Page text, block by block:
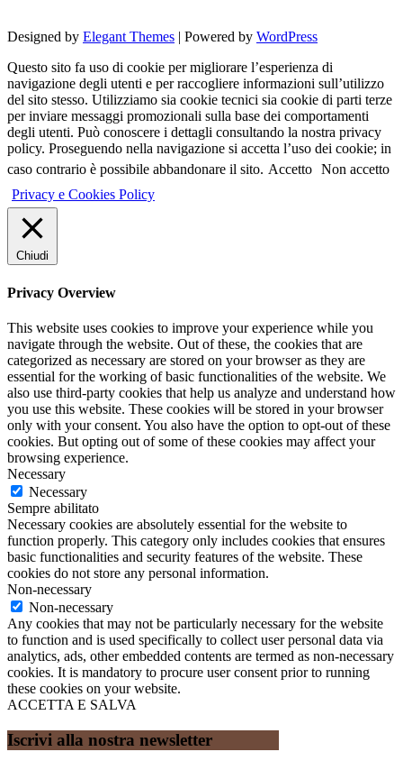
Designed by Elegant Themes | Powered by WordPress
Questo sito fa uso di cookie per migliorare l’esperienza di
navigazione degli utenti e per raccogliere informazioni sull’utilizzo
del sito stesso. Utilizziamo sia cookie tecnici sia cookie di parti terze
per inviare messaggi promozionali sulla base dei comportamenti
degli utenti. Può conoscere i dettagli consultando la nostra privacy
policy. Proseguendo nella navigazione si accetta l’uso dei cookie; in
caso contrario è possibile abbandonare il sito. Accetto Non accetto
Privacy e Cookies Policy
Chiudi
Privacy Overview
This website uses cookies to improve your experience while you
navigate through the website. Out of these, the cookies that are
categorized as necessary are stored on your browser as they are
essential for the working of basic functionalities of the website. We
also use third-party cookies that help us analyze and understand how
you use this website. These cookies will be stored in your browser
only with your consent. You also have the option to opt-out of these
cookies. But opting out of some of these cookies may affect your
browsing experience.
Necessary
Necessary
Sempre abilitato
Necessary cookies are absolutely essential for the website to
function properly. This category only includes cookies that ensures
basic functionalities and security features of the website. These
cookies do not store any personal information.
Non-necessary
Non-necessary
Any cookies that may not be particularly necessary for the website
to function and is used specifically to collect user personal data via
analytics, ads, other embedded contents are termed as non-necessary
cookies. It is mandatory to procure user consent prior to running
these cookies on your website.
ACCETTA E SALVA
Iscrivi alla nostra newsletter